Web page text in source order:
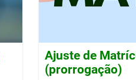
Ajuste de
(prorrogação)